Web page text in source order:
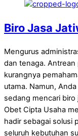
Biro Jasa
Mengurus
dan tenaga.
kurangnya
utama. Namun,
sedang mencari biro
Obet Cipta Usaha
hadir sebagai solusi
seluruh kebutuhan